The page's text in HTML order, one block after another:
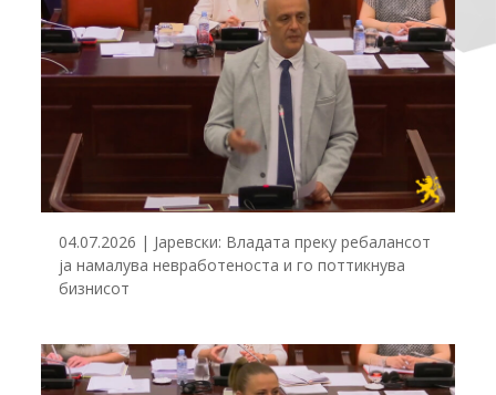
04.07.2026 | Јаревски: Владата преку ребалансот
ја намалува невработеноста и го поттикнува
бизнисот